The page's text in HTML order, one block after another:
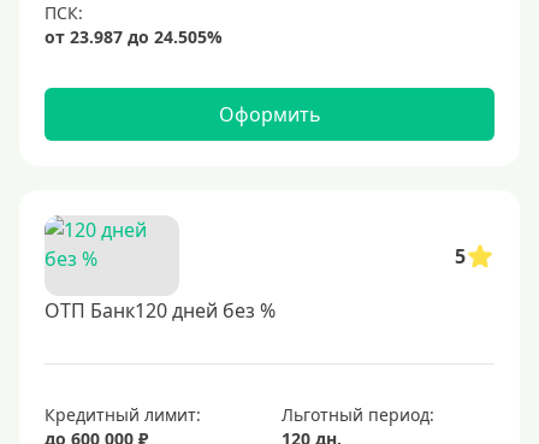
Оформить
5
ОТП Банк120 дней без %
Кредитный лимит:
до 600 000 ₽
Льготный период:
120 дн.